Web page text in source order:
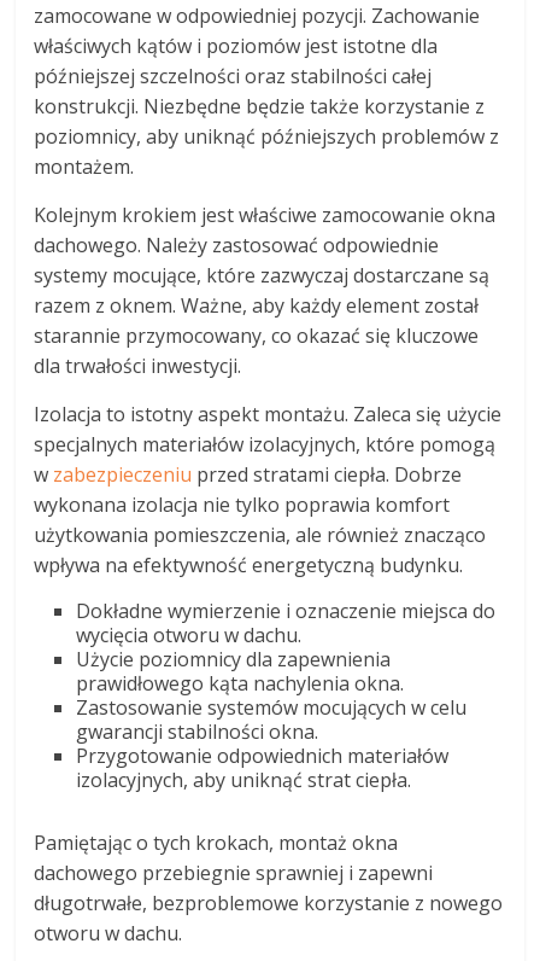
zamocowane w odpowiedniej pozycji. Zachowanie
właściwych kątów i poziomów jest istotne dla
późniejszej szczelności oraz stabilności całej
konstrukcji. Niezbędne będzie także korzystanie z
poziomnicy, aby uniknąć późniejszych problemów z
montażem.
Kolejnym krokiem jest właściwe zamocowanie okna
dachowego. Należy zastosować odpowiednie
systemy mocujące, które zazwyczaj dostarczane są
razem z oknem. Ważne, aby każdy element został
starannie przymocowany, co okazać się kluczowe
dla trwałości inwestycji.
Izolacja to istotny aspekt montażu. Zaleca się użycie
specjalnych materiałów izolacyjnych, które pomogą
w zabezpieczeniu przed stratami ciepła. Dobrze
wykonana izolacja nie tylko poprawia komfort
użytkowania pomieszczenia, ale również znacząco
wpływa na efektywność energetyczną budynku.
Dokładne wymierzenie i oznaczenie miejsca do
wycięcia otworu w dachu.
Użycie poziomnicy dla zapewnienia
prawidłowego kąta nachylenia okna.
Zastosowanie systemów mocujących w celu
gwarancji stabilności okna.
Przygotowanie odpowiednich materiałów
izolacyjnych, aby uniknąć strat ciepła.
Pamiętając o tych krokach, montaż okna
dachowego przebiegnie sprawniej i zapewni
długotrwałe, bezproblemowe korzystanie z nowego
otworu w dachu.